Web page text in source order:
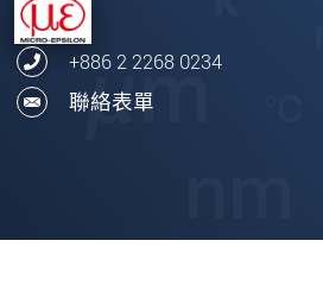
+886 2 2268 0234
聯絡表單